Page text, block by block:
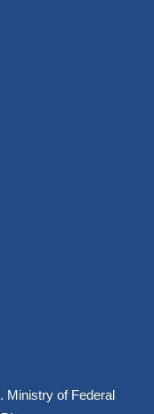
Ministry of Federal